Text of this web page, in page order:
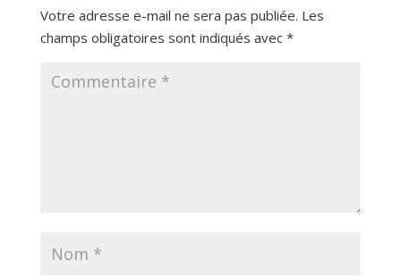
Votre adresse e-mail ne sera pas publiée. Les
champs obligatoires sont indiqués avec *